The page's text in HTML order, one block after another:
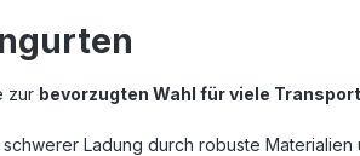
zur bevorzugten Wahl für viele
Ladung durch robuste Materialien